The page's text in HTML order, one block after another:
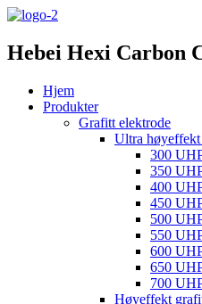
Hebei Hexi Carbon
Hjem
Produkter
Grafitt elektrode
Ultra
300
350
400
450
500
550
600
650
700
Høyeffekt